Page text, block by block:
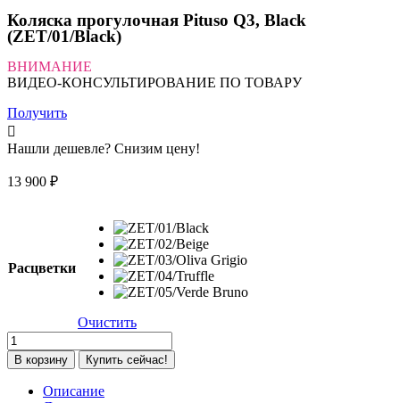
Коляска прогулочная Pituso Q3, Black
(ZET/01/Black)
ВНИМАНИЕ
ВИДЕО-КОНСУЛЬТИРОВАНИЕ ПО ТОВАРУ
Получить
Нашли дешевле? Снизим цену!
13 900 ₽
Расцветки
Очистить
Количество
товара
Коляска
прогулочная
В корзину Купить сейчас!
Описание